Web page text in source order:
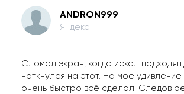
ANDRON999
Яндекс
Сломал экран, когда искал
наткнулся на этот. На моё
очень быстро всё сделал. Следов